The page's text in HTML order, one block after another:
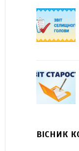
ВІСНИК